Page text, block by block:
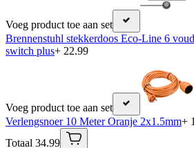
Voeg product toe aan set
Brennenstuhl stekkerdoos Eco-Line 6
switch plus+ 22.99
Voeg product toe aan set
Verlengsnoer 10 Meter Oranje 2x1.5mm+
Totaal 34.99